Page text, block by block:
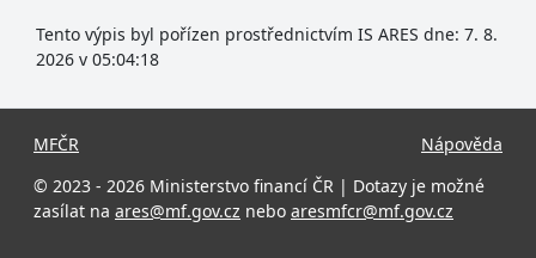
Tento výpis byl pořízen prostřednictvím IS ARES dne: 7. 8.
2026 v 05:04:18
MFČR
Nápověda
© 2023 - 2026 Ministerstvo financí ČR | Dotazy je možné
zasílat na ares@mf.gov.cz nebo aresmfcr@mf.gov.cz